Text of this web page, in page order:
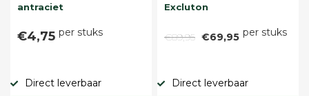
antraciet
€4,75 per stuks
Direct leverbaar
Excluton
€89,95 €69,95 per stuks
Direct leverbaar